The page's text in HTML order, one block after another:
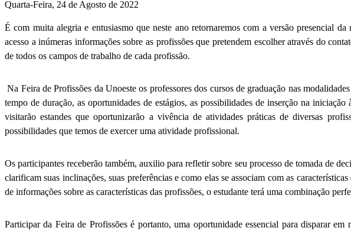
Quarta-Feira, 24 de Agosto de 2022
É com muita alegria e entusiasmo que neste ano retornaremos com a versão presencial
acesso a inúmeras informações sobre as profissões que pretendem escolher através do
de todos os campos de trabalho de cada profissão.
Na Feira de Profissões da Unoeste os professores dos cursos de graduação nas
tempo de duração, as oportunidades de estágios, as possibilidades de inserção na
visitarão estandes que oportunizarão a vivência de atividades práticas de diversas
possibilidades que temos de exercer uma atividade profissional.
Os participantes receberão também, auxilio para refletir sobre seu processo de tomada de
clarificam suas inclinações, suas preferências e como elas se associam com as
de informações sobre as características das profissões, o estudante terá uma combinação
Participar da Feira de Profissões é portanto, uma oportunidade essencial para disparar